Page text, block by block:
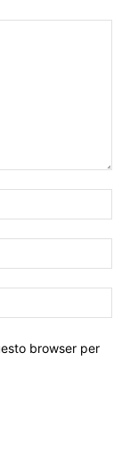
browser per